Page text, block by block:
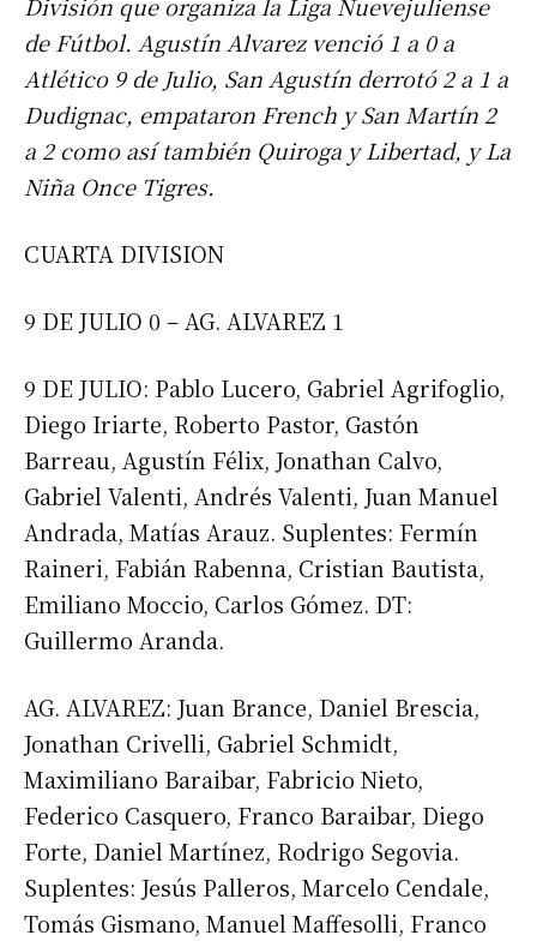
División que organiza la Liga Nuevejuliense
de Fútbol. Agustín Alvarez venció 1 a 0 a
Atlético 9 de Julio, San Agustín derrotó 2 a 1 a
Dudignac, empataron French y San Martín 2
a 2 como así también Quiroga y Libertad, y La
Niña Once Tigres.
CUARTA DIVISION
9 DE JULIO 0 – AG. ALVAREZ 1
9 DE JULIO: Pablo Lucero, Gabriel Agrifoglio,
Diego Iriarte, Roberto Pastor, Gastón
Barreau, Agustín Félix, Jonathan Calvo,
Gabriel Valenti, Andrés Valenti, Juan Manuel
Andrada, Matías Arauz. Suplentes: Fermín
Raineri, Fabián Rabenna, Cristian Bautista,
Emiliano Moccio, Carlos Gómez. DT:
Guillermo Aranda.
AG. ALVAREZ: Juan Brance, Daniel Brescia,
Jonathan Crivelli, Gabriel Schmidt,
Maximiliano Baraibar, Fabricio Nieto,
Federico Casquero, Franco Baraibar, Diego
Forte, Daniel Martínez, Rodrigo Segovia.
Suplentes: Jesús Palleros, Marcelo Cendale,
Tomás Gismano, Manuel Maffesolli, Franco